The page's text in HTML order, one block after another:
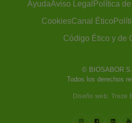
AyudaAviso Legal Política
CookiesCanal Ético
Código Ético y de
Diseño web: Treze